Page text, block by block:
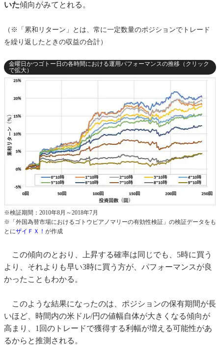
いた傾向がみてとれる。
（※「累和リターン」とは、常に一定数量のポジションでトレード
を繰り返したときの収益の合計）
金曜日かつゴトー日の各時間における運用パフォーマンスの推移（クリック
で拡大）
※検証期間：2010年8月～2018年7月
※「外国為替市場におけるゴトウビアノマリーの有効性検証」の検証データをも
とにザイＦＸ！ が作成
この傾向のとおり、上昇する確率は同じでも、5時に買う
より、それよりも早い3時に買う方が、パフォーマンスが良
かったこともわかる。
このような結果になったのは、ポジションの保有期間が長
いほど、時間内の米ドル/円の値幅自体が大きくなる傾向が
高まり、1回のトレードで獲得する利幅が増える可能性があ
るからと推測される。